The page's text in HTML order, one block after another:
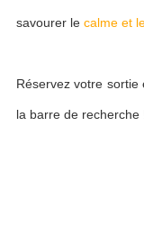
savourer le calme et
Réservez votre sortie
la barre de recherche